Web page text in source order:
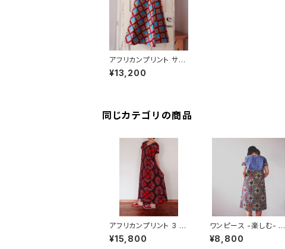
アフリカンプリント サー
キュラーラップスカート
masu
¥13,200
同じカテゴリの商品
アフリカンプリント 3 W
AY ワンピース フレン
チスリーブ
¥15,800
ワンピース -楽しむ- <
Sサイズ>
¥8,800